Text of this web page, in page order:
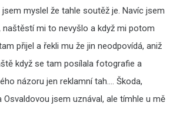
jsem myslel že tahle soutěž je. Navíc jsem
naštěstí mi to nevyšlo a když mi potom
přijel a řekli mu že jin neodpovídá, aniž
když se tam posílala fotografie a
názoru jen reklamní tah…. Škoda,
Osvaldovou jsem uznával, ale tímhle u mě